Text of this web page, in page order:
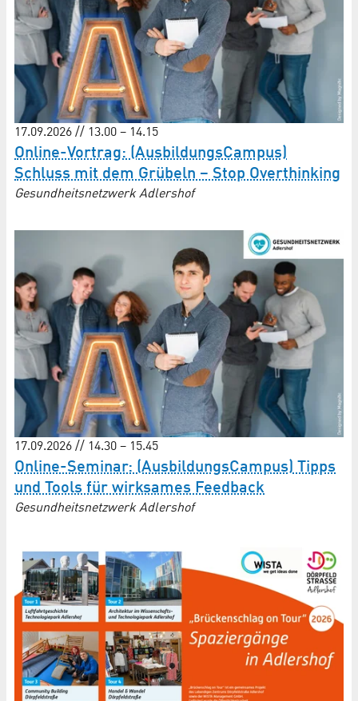
17.09.2026 // 13.00 – 14.15
Online-Vortrag: (AusbildungsCampus)
Schluss mit dem Grübeln – Stop Overthinking
Gesundheitsnetzwerk Adlershof
17.09.2026 // 14.30 – 15.45
Online-Seminar: (AusbildungsCampus) Tipps
und Tools für wirksames Feedback
Gesundheitsnetzwerk Adlershof